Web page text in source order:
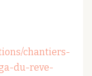
chantiers-
du-reve-